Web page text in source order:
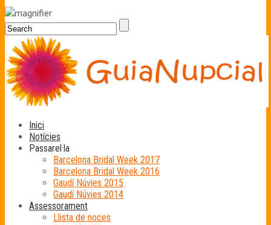
Inici
Notícies
Passarel·la
Barcelona Bridal Week 2017
Barcelona Bridal Week 2016
Gaudí Núvies 2015
Gaudí Núvies 2014
Assessorament
Llista de noces